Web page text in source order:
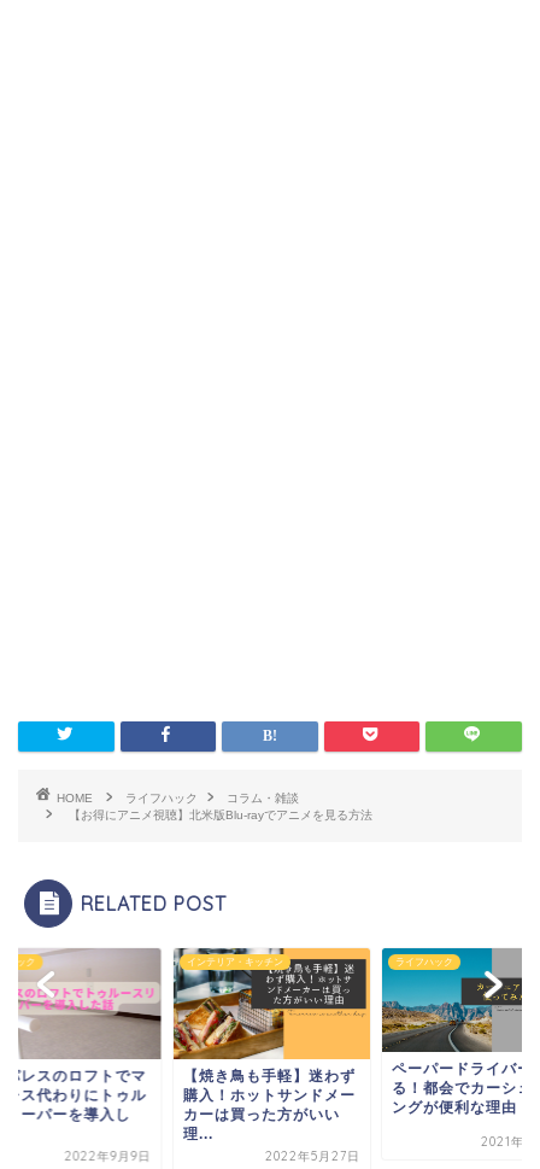
HOME ライフハック
コラム・雑談
【お得にアニメ視聴】北米版Blu-rayでアニメを見る方法
RELATED POST
リア・キッチン
き鳥も手軽】迷わず
！ホットサンドメー
は買った方がいい
2022年5月27日
ライフハック
ペーパードライバーが語
る！都会でカーシェアリ
ングが便利な理由
ライフハック
レオパレスのロフト
ットレス代わりにト
ースリーパーを導入